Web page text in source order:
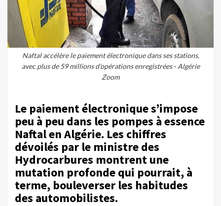
Naftal accélère le paiement électronique dans ses stations,
avec plus de 59 millions d’opérations enregistrées - Algérie
Zoom
Le paiement électronique s’impose
peu à peu dans les pompes à essence
Naftal en Algérie. Les chiffres
dévoilés par le ministre des
Hydrocarbures montrent une
mutation profonde qui pourrait, à
terme, bouleverser les habitudes
des automobilistes.